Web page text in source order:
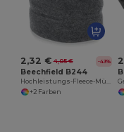
2,32 € 4,05 € -43%
Beechfield B244
Hochleistungs-Fleece-Mütze für Outdoor-Abenteuer
+2 Farben